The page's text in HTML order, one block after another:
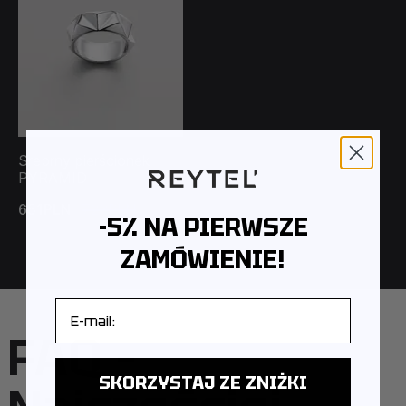
Srebrny pierścionek
PYRAMID
651PLN
FAQ –
-5% NA PIERWSZE
ZAMÓWIENIE!
SKORZYSTAJ ZE ZNIŻKI